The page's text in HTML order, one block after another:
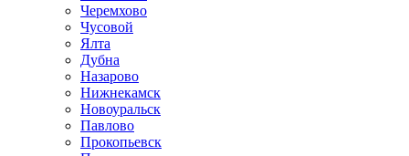
Черемхово
Чусовой
Ялта
Дубна
Назарово
Нижнекамск
Новоуральск
Павлово
Прокопьевск